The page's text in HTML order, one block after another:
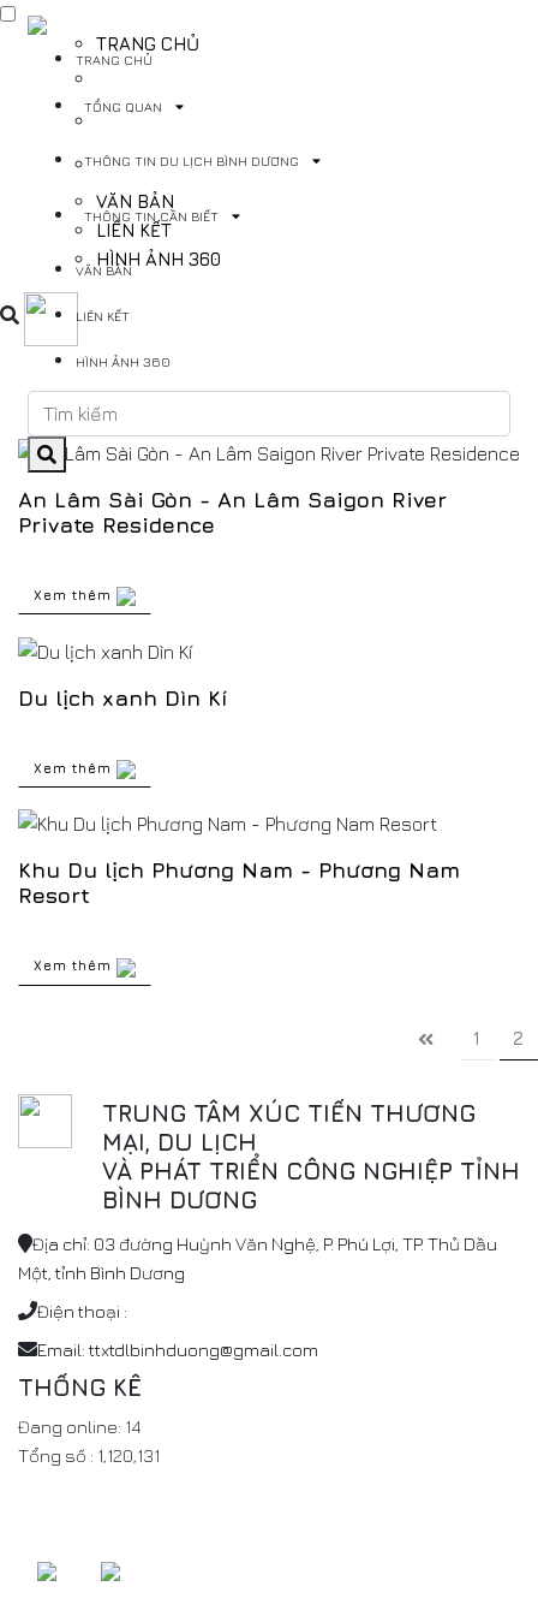
TRANG CHỦ
THÔNG TIN CẦN BIẾT
VĂN BẢN
LIÊN KẾT
HÌNH ẢNH 360
TRANG CHỦ
TỔNG QUAN
THÔNG TIN DU LỊCH BÌNH DƯƠNG
THÔNG TIN CẦN BIẾT
VĂN BẢN
LIÊN KẾT
HÌNH ẢNH 360
An Lâm Sài Gòn - An Lâm Saigon River
Private Residence
Xem thêm
Du lịch xanh Dìn Kí
Xem thêm
Khu Du lịch Phương Nam - Phương Nam
Resort
Xem thêm
1 2
TRUNG TÂM XÚC TIẾN THƯƠNG
MẠI, DU LỊCH
VÀ PHÁT TRIỂN CÔNG NGHIỆP TỈNH
BÌNH DƯƠNG
Địa chỉ: 03 đường Huỳnh Văn Nghệ, P. Phú Lợi, TP. Thủ Dầu
Một, tỉnh Bình Dương
Điện thoại :
Email: ttxtdlbinhduong@gmail.com
THỐNG KÊ
Đang online: 14
Tổng số : 1,120,131